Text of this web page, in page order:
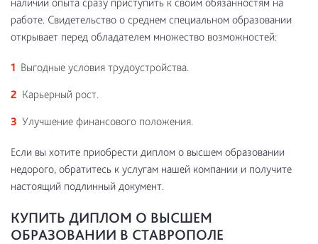
работе. Свидетельство о среднем специальном образовании
открывает перед обладателем множество возможностей:
Выгодные условия трудоустройства.
Карьерный рост.
Улучшение финансового положения.
Если вы хотите приобрести диплом о высшем образовании
недорого, обратитесь к услугам нашей компании и получите
настоящий подлинный документ.
КУПИТЬ ДИПЛОМ О ВЫСШЕМ
ОБРАЗОВАНИИ В СТАВРОПОЛЕ